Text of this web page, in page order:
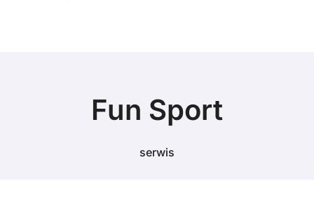
Fun Sport
serwis